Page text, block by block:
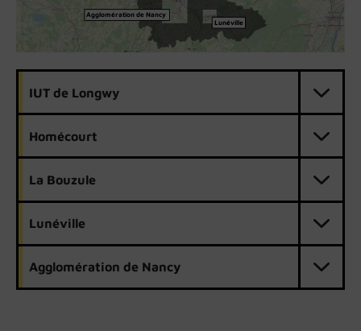
Agglomération de Nancy
Lunéville
IUT de Longwy
Homécourt
La Bouzule
Lunéville
Agglomération de Nancy